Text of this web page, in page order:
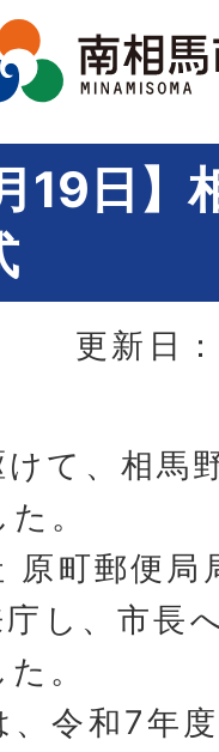
19日】
更新日
て、相馬
。
原町郵便局
し、市長
。
令和7年